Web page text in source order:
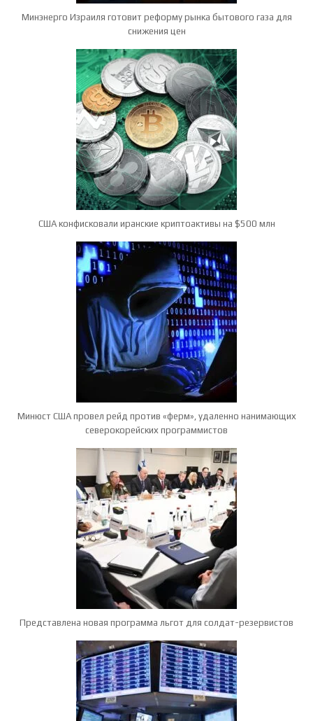
Минэнерго Израиля готовит реформу рынка бытового газа для
снижения цен
США конфисковали иранские криптоактивы на $500 млн
Минюст США провел рейд против «ферм», удаленно нанимающих
северокорейских программистов
Представлена новая программа льгот для солдат-резервистов